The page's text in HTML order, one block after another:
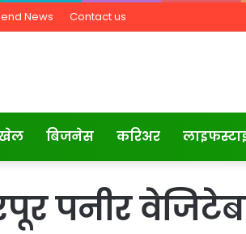
News Contact us
बिजनेस करिअर
पनीर